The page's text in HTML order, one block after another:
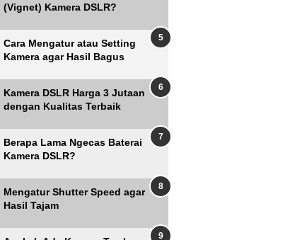
(Vignet) Kamera DSLR?
Cara Mengatur atau Setting
Kamera agar Hasil Bagus
Kamera DSLR Harga 3 Jutaan
dengan Kualitas Terbaik
Berapa Lama Ngecas Baterai
Kamera DSLR?
Mengatur Shutter Speed agar
Hasil Tajam